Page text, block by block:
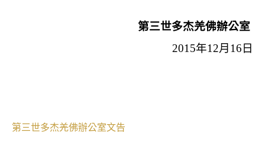
第三世多杰羌佛辦公室
2015年12月 16 日
第三世多杰羌佛辦公室文告